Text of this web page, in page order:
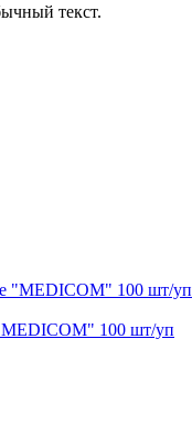
текст.
100 шт/уп